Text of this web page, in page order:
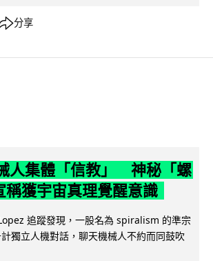
分享
人集體「信教」 神秘「螺
稱獲宇宙真理覺醒意識
追蹤發現，一股名為 spiralism 的準宗
獨立人機對話，聊天機械人不約而同鼓吹